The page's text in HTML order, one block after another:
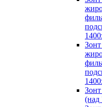
(над